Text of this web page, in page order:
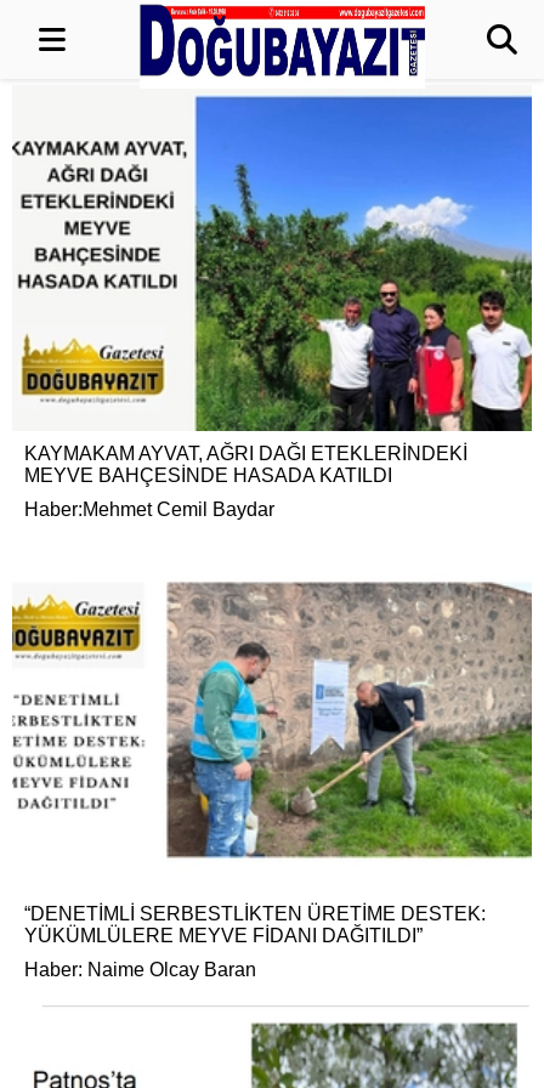
KAYMAKAM AYVAT, AĞRI DAĞI ETEKLERİNDEKİ
MEYVE BAHÇESİNDE HASADA KATILDI
Haber:Mehmet Cemil Baydar
“DENETİMLİ SERBESTLİKTEN ÜRETİME DESTEK:
YÜKÜMLÜLERE MEYVE FİDANI DAĞITILDI”
Haber: Naime Olcay Baran